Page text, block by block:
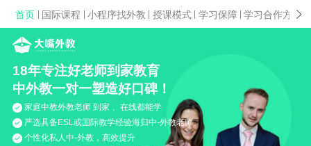
首页 国际课程 小程序找外教 授课模式 学习保障 学习合作方案
18年专注好老师到家教育
中外教一对一塑造好口碑！
家庭中教外教老师 到家 、在线都能学
严选具备ESL或国际教学经验海归中-外教老师
个性化私人中-外教，高效提升